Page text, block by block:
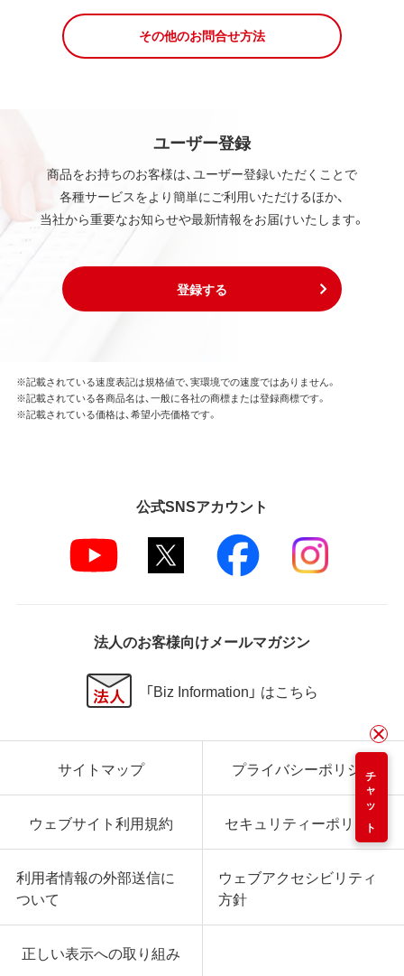
その他のお問合せ方法
ユーザー登録
商品をお持ちのお客様は、ユーザー登録いただくことで
各種サービスをより簡単にご利用いただけるほか、
当社から重要なお知らせや最新情報をお届けいたします。
登録する
チャット
※記載されている速度表記は規格値で、実環境での速度ではありません。
※記載されている各商品名は、一般に各社の商標または登録商標です。
※記載されている価格は、希望小売価格です。
公式SNSアカウント
法人のお客様向けメールマガジン
「Biz Information」 はこちら
サイトマップ プライバシーポリシー
ウェブサイト利用規約 セキュリティーポリシー
利用者情報の外部送信に
ついて
ウェブアクセシビリティ
方針
正しい表示への取り組み